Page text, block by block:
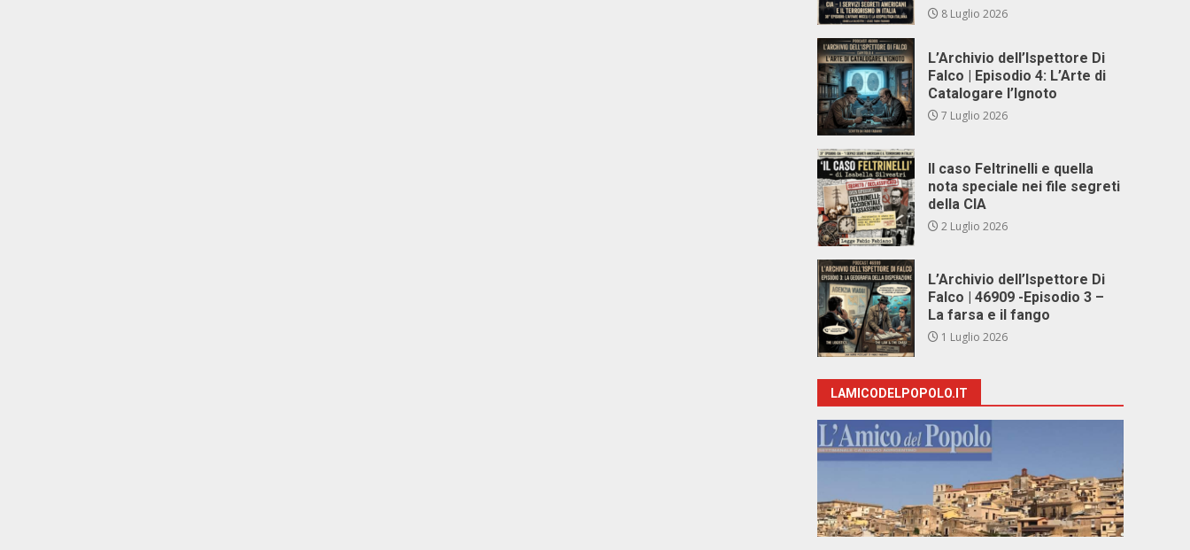
8 Luglio 2026
L’Archivio dell’Ispettore Di
Falco | Episodio 4: L’Arte di
Catalogare l’Ignoto
7 Luglio 2026
Il caso Feltrinelli e quella
nota speciale nei file segreti
della CIA
2 Luglio 2026
L’Archivio dell’Ispettore Di
Falco | 46909 -Episodio 3 –
La farsa e il fango
1 Luglio 2026
LAMICODELPOPOLO.IT